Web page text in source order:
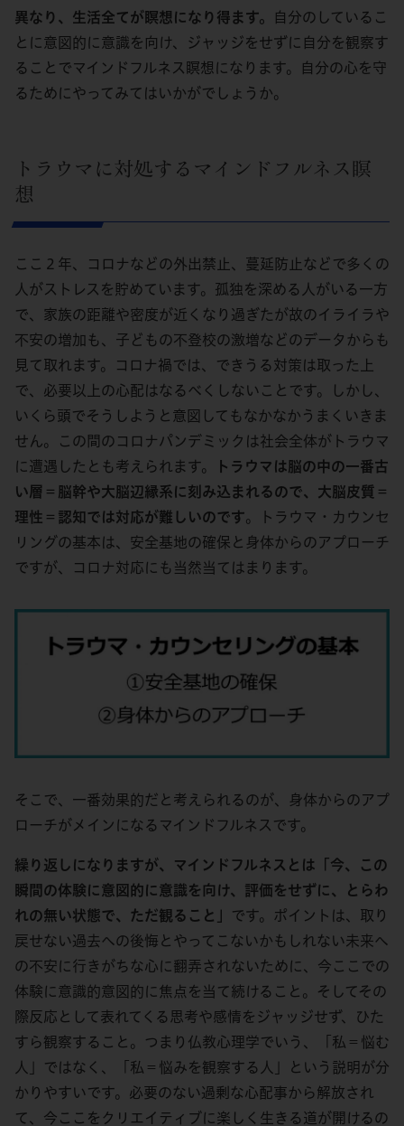
異なり、生活全てが瞑想になり得ます。
自分のしているこ
とに意図的に意識を向け、ジャッジをせずに自分を観察す
ることでマインドフルネス瞑想になります。自分の心を守
るためにやってみてはいかがでしょうか。
トラウマに対処するマインドフルネス瞑
想
ここ２年、コロナなどの外出禁止、蔓延防止などで多くの
人がストレスを貯めています。孤独を深める人がいる一方
で、家族の距離や密度が近くなり過ぎたが故のイライラや
不安の増加も、子どもの不登校の激増などのデータからも
見て取れます。コロナ禍では、できうる対策は取った上
で、必要以上の心配はなるべくしないことです。しかし、
いくら頭でそうしようと意図してもなかなかうまくいきま
せん。この間のコロナパンデミックは社会全体がトラウマ
に遭遇したとも考えられます。
トラウマは脳の中の一番古
い層＝脳幹や大脳辺縁系に刻み込まれるので、大脳皮質＝
理性＝認知では対応が難しいのです。トラウマ・カウンセ
リングの基本は、安全基地の確保と身体からのアプローチ
ですが、コロナ対応にも当然当てはまります。
そこで、一番効果的だと考えられるのが、身体からのアプ
ローチがメインになるマインドフルネスです。
繰り返しになりますが、マインドフルネスとは 「今、この
瞬間の体験に意図的に意識を向け、評価をせずに、とらわ
れの無い状態で、ただ観ること」
です。ポイントは、取り
戻せない過去への後悔とやってこないかもしれない未来へ
の不安に行きがちな心に翻弄されないために、今ここでの
体験に意識的意図的に焦点を当て続けること。そしてその
際反応として表れてくる思考や感情をジャッジせず、ひた
すら観察すること。つまり仏教心理学でいう、「私＝悩む
人」ではなく、「私＝悩みを観察する人」という説明が分
かりやすいです。必要のない過剰な心配事から解放され
て、今ここをクリエイティブに楽しく生きる道が開けるの